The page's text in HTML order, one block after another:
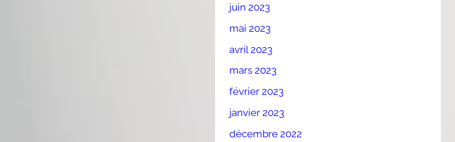
juin 2023
mai 2023
avril 2023
mars 2023
février 2023
janvier 2023
décembre 2022